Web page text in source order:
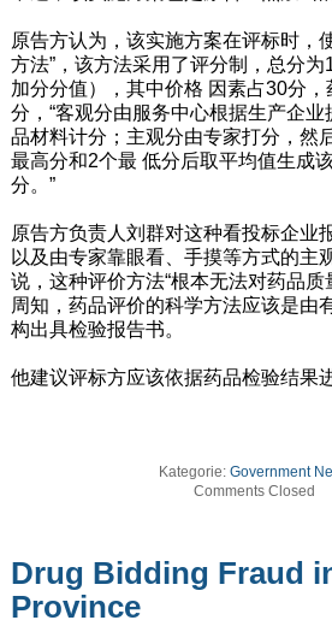
原告方认为，该实施方案在评标时，
方法”，该方法采用了评分制，总分
加分分值），其中价格 因素占30分
分，“客观分由服务中心根据生产企
品材料计分；主观分由专家打分，然
最高分和2个最 低分后取平均值生成
分。”
原告方负责人刘群对这种看投标企业
以及由专家靠眼看、手摸等方式的主
说，这种评价方法“根本无法对药品质
周知，药品评价的科学方法应该是由
构出具检验报告书。
他建议评标方应该依据药品检验结果
Kategorie: Government
Comments Closed
Drug Bidding Fraud
Province